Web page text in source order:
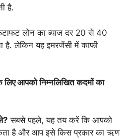
है.
लोन का ब्याज दर 20 से 40
है. लेकिन यह इमरजेंसी में काफी
लिए आपको निम्नलिखित कदमों का
सबसे पहले, यह तय करें कि आपको
है और आप इसे किस प्रकार का ऋण